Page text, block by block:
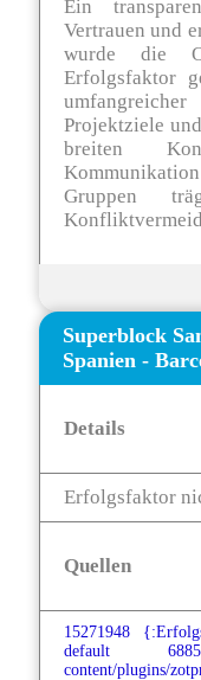
Ein
Vertrauen und
wurde die
Erfolgsfaktor
Projektziele
breiten
Gruppen
Superblock
Spanien -
Details
Erfolgsfaktor
Quellen
15271948
default
6885
content/plugins/